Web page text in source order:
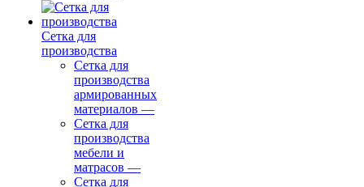
Сетка для
производства
Сетка для
производства
армированных
материалов —
Сетка для
производства
мебели и
матрасов —
Сетка для